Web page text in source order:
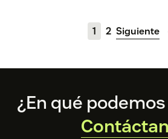
1 2 Siguiente
Footer
¿En qué